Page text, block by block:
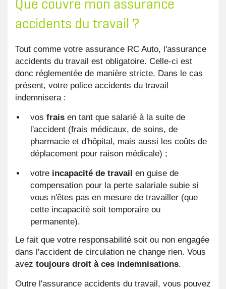
accidents du travail ?
Tout comme votre assurance RC Auto, l'assurance
accidents du travail est obligatoire. Celle-ci est
donc réglementée de manière stricte. Dans le cas
présent, votre police accidents du travail
indemnisera :
vos frais en tant que salarié à la suite de
l'accident (frais médicaux, de soins, de
pharmacie et d'hôpital, mais aussi les coûts de
déplacement pour raison médicale) ;
votre incapacité de travail en guise de
compensation pour la perte salariale subie si
vous n'êtes pas en mesure de travailler (que
cette incapacité soit temporaire ou
permanente).
Le fait que votre responsabilité soit ou non engagée
dans l'accident de circulation ne change rien. Vous
avez toujours droit à ces indemnisations.
Outre l'assurance accidents du travail, vous pouvez